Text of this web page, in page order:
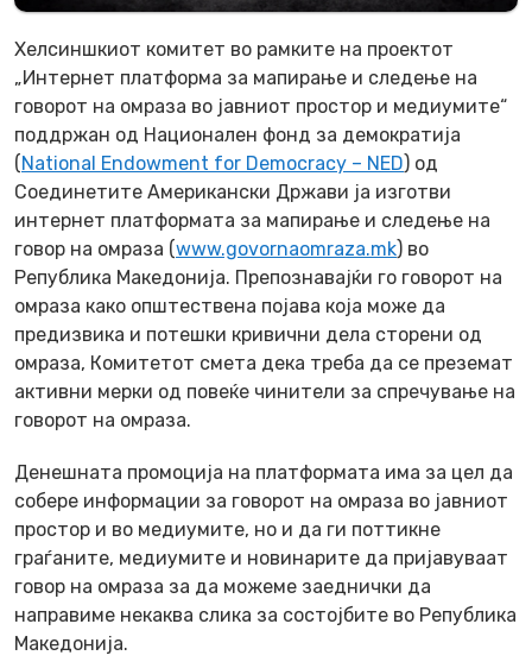
Хелсиншкиот комитет во рамките на проектот
„Интернет платформа за мапирање и следење на
говорот на омраза во јавниот простор и медиумите“
поддржан од Национален фонд за демократија
(National Endowment for Democracy – NED) од
Соединетите Американски Држави ја изготви
интернет платформата за мапирање и следење на
говор на омраза (www.govornaomraza.mk) во
Република Македонија. Препознавајќи го говорот на
омраза како општествена појава која може да
предизвика и потешки кривични дела сторени од
омраза, Комитетот смета дека треба да се преземат
активни мерки од повеќе чинители за спречување на
говорот на омраза.
Денешната промоција на платформата има за цел да
собере информации за говорот на омраза во јавниот
простор и во медиумите, но и да ги поттикне
граѓаните, медиумите и новинарите да пријавуваат
говор на омраза за да можеме заеднички да
направиме некаква слика за состојбите во Република
Македонија.